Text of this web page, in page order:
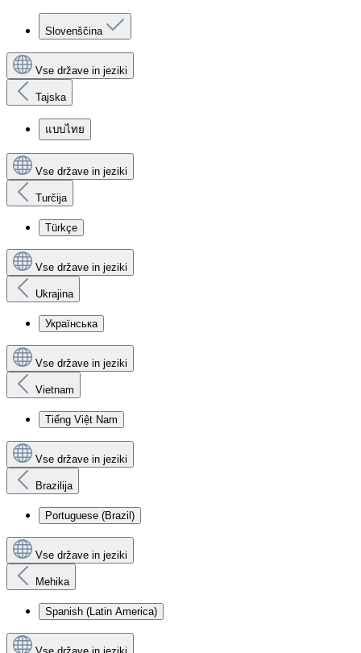
Slovenščina
Vse države in jeziki
Tajska
แบบไทย
Vse države in jeziki
Turčija
Türkçe
Vse države in jeziki
Ukrajina
Українська
Vse države in jeziki
Vietnam
Tiếng Việt Nam
Vse države in jeziki
Brazilija
Portuguese (Brazil)
Vse države in jeziki
Mehika
Spanish (Latin America)